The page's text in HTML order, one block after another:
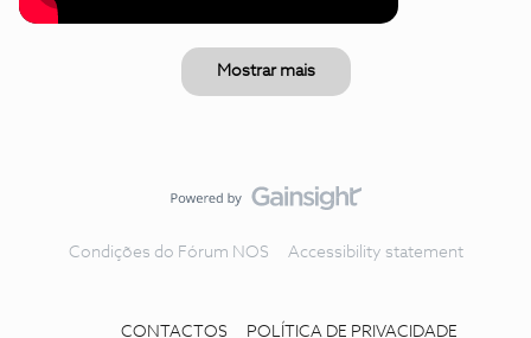
Mostrar mais
Condições do Fórum NOS Accessibility statement
CONTACTOS POLÍTICA DE PRIVACIDADE